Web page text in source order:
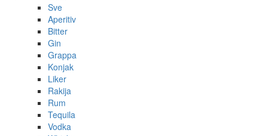
Sve
Aperitiv
Bitter
Gin
Grappa
Konjak
Liker
Rakija
Rum
Tequila
Vodka